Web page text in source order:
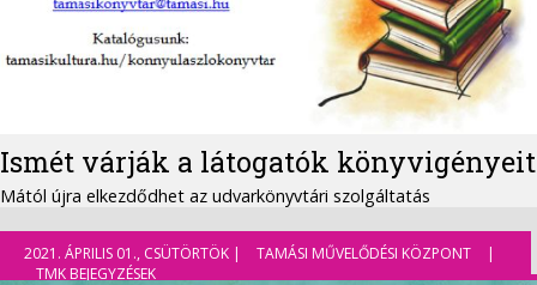
Ismét várják a látogatók könyvigényeit
Mától újra elkezdődhet az udvarkönyvtári szolgáltatás
2021. ÁPRILIS 01., CSÜTÖRTÖK | TAMÁSI MŰVELŐDÉSI KÖZPONT
|
TMK BEJEGYZÉSEK